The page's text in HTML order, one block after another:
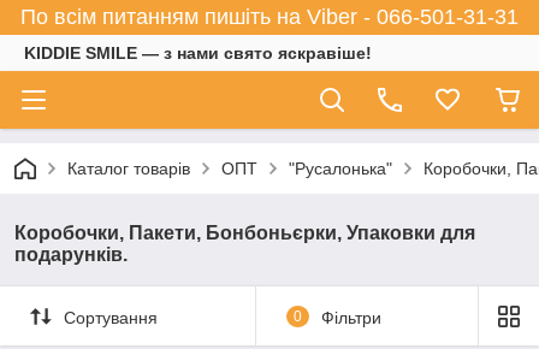
По всім питанням пишіть на Viber - 066-501-31-31
KIDDIE SMILE — з нами свято яскравіше!
Каталог товарів ОПТ "Русалонька" Коробочки,
Коробочки, Пакети, Бонбоньєрки, Упаковки для
подарунків.
Сортування 0 Фільтри